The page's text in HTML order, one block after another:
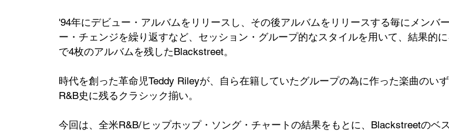
'94年にデビュー・アルバムをリリースし、その後アルバムをリリースする毎にメンバ
ー・チェンジを繰り返すなど、セッション・グループ的なスタイルを用いて、結果的
で4枚のアルバムを残したBlackstreet。
時代を創った革命児Teddy Rileyが、自ら在籍していたグループの為に作った楽曲のい
R&B史に残るクラシック揃い。
今回は、全米R&B/ヒップホップ・ソング・チャートの結果をもとに、Blackstreetのベ